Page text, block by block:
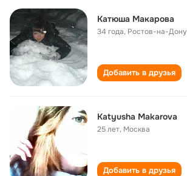
Катюша Макарова
34 года, Ростов-на-Дону
Добавить в друзья
Katyusha Makarova
25 лет, Москва
Добавить в друзья